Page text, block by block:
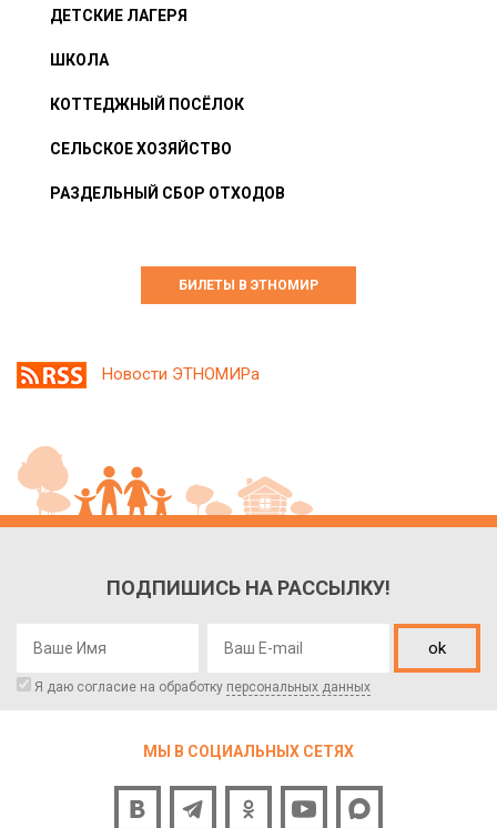
ДЕТСКИЕ ЛАГЕРЯ
ШКОЛА
КОТТЕДЖНЫЙ ПОСЁЛОК
СЕЛЬСКОЕ ХОЗЯЙСТВО
РАЗДЕЛЬНЫЙ СБОР ОТХОДОВ
БИЛЕТЫ В ЭТНОМИР
Новости ЭТНОМИРа
ПОДПИШИСЬ НА РАССЫЛКУ!
ok
Я даю согласие на обработку персональных данных
МЫ В СОЦИАЛЬНЫХ СЕТЯХ